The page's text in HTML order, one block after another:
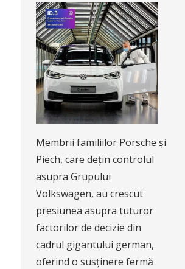
Membrii familiilor Porsche și
Piëch, care dețin controlul
asupra Grupului
Volkswagen, au crescut
presiunea asupra tuturor
factorilor de decizie din
cadrul gigantului german,
oferind o susținere fermă